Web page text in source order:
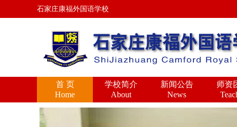
石家庄康福外国语学校
首 页
Home
学校简介
About
新闻公告
News
师资